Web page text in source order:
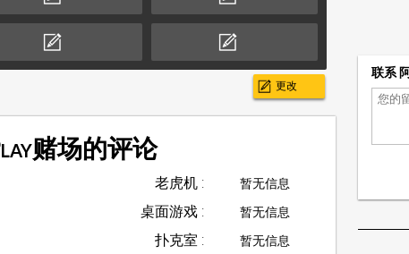
更改
赌场的评论
暂无信息
暂无信息
暂无信息
老虎机 :
桌面游戏 :
扑克室 :
联系